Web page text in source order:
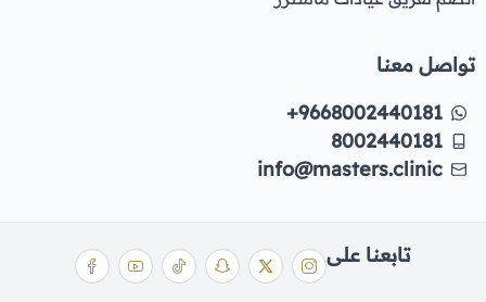
تواصل معنا
+9668002440181
8002440181
info@masters.clinic
تابعنا على